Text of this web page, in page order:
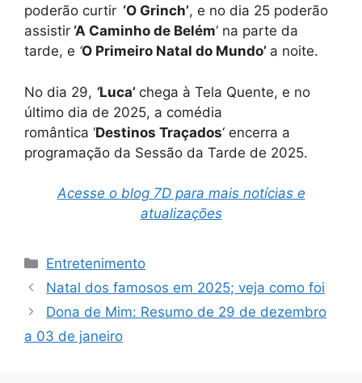
poderão curtir ‘O Grinch’, e no dia 25 poderão
assistir ‘A Caminho de Belém‘ na parte da
tarde, e ‘O Primeiro Natal do Mundo’ a noite.
No dia 29, ‘Luca’ chega à Tela Quente, e no
último dia de 2025, a comédia
romântica ‘Destinos Traçados‘ encerra a
programação da Sessão da Tarde de 2025.
Acesse o blog 7D para mais notícias e
atualizações
Categorias
Entretenimento
Natal dos famosos em 2025; veja como foi
Dona de Mim: Resumo de 29 de dezembro
a 03 de janeiro